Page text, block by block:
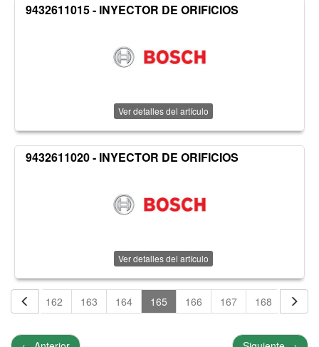
9432611015 - INYECTOR DE ORIFICIOS
Ver detalles del artículo
9432611020 - INYECTOR DE ORIFICIOS
Ver detalles del artículo
161 162 163 164 165 166 167 168 169